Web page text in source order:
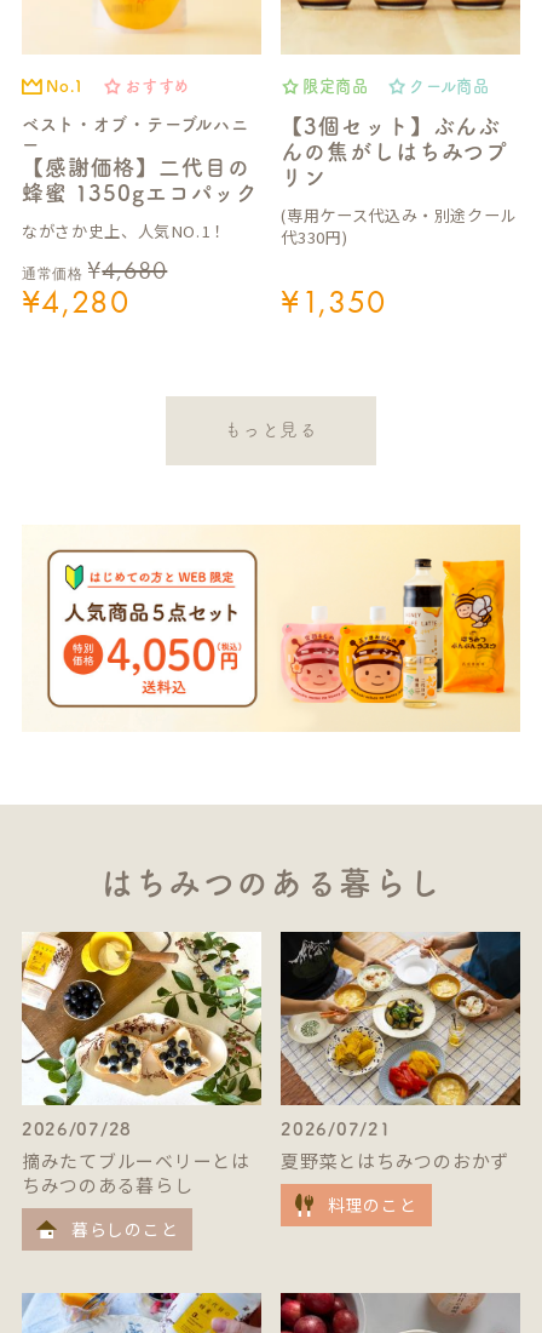
No.1 おすすめ
ベスト・オブ・テーブルハニ
ー
【感謝価格】二代目の
蜂蜜 1350gエコパック
ながさか史上、人気NO.1！
通常価格 ¥4,680
¥4,280
限定商品 クール商品
【3個セット】ぶんぶ
んの焦がしはちみつプ
リン
(専用ケース代込み・別途クール
代330円)
¥1,350
もっと見る
はちみつのある暮らし
2026/07/28
摘みたてブルーベリーとは
ちみつのある暮らし
暮らしのこと
2026/07/21
夏野菜とはちみつのおかず
料理のこと